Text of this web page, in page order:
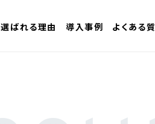
選ばれる理由 導入事例 よくある